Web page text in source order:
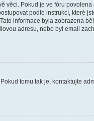
Pokud je ve fóru
podle instrukcí, které
informace byla zobrazena
adresu, nebo byl email
tomu tak je, kontaktujte